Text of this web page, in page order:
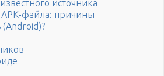
источника
APK-файла: причины